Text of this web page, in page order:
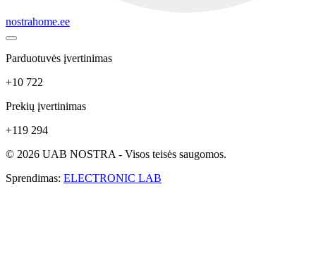
nostrahome.ee
Parduotuvės įvertinimas
+10 722
Prekių įvertinimas
+119 294
© 2026 UAB NOSTRA - Visos teisės saugomos.
Sprendimas: ELECTRONIC LAB